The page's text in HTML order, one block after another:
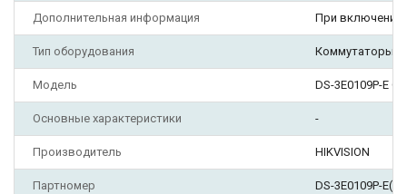
Дополнительная информация При включении
Тип оборудования Коммутаторы
Модель DS-3E0109P-E C
Основные характеристики -
Производитель HIKVISION
Партномер DS-3E0109P-E(C)